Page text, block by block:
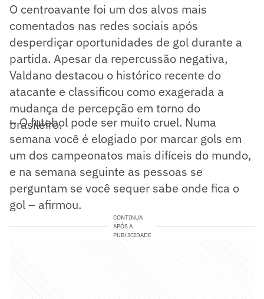
O centroavante foi um dos alvos mais
comentados nas redes sociais após
desperdiçar oportunidades de gol durante a
partida. Apesar da repercussão negativa,
Valdano destacou o histórico recente do
atacante e classificou como exagerada a
mudança de percepção em torno do
brasileiro.
– O futebol pode ser muito cruel. Numa
semana você é elogiado por marcar gols em
um dos campeonatos mais difíceis do mundo,
e na semana seguinte as pessoas se
perguntam se você sequer sabe onde fica o
gol – afirmou.
CONTINUA
APÓS A
PUBLICIDADE